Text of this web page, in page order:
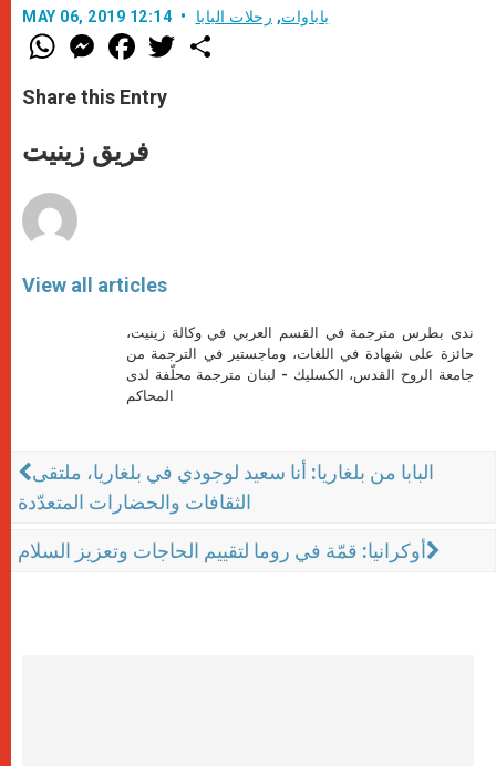
MAY 06, 2019 12:14 باباوات, رحلات البابا
W
h
t
s
p
p
M
e
s
e
g
e
F
a
e
b
o
k
w
Share this Entry
فريق زينيت
View all articles
ندى بطرس مترجمة في القسم العربي في وكالة زينيت،
حائزة على شهادة في اللغات، وماجستير في الترجمة من
جامعة الروح القدس، الكسليك - لبنان مترجمة محلّفة لدى
المحاكم
البابا من بلغاريا: أنا سعيد لوجودي في بلغاريا، ملتقى
الثقافات والحضارات المتعدّدة
أوكرانيا: قمّة في روما لتقييم الحاجات وتعزيز السلام